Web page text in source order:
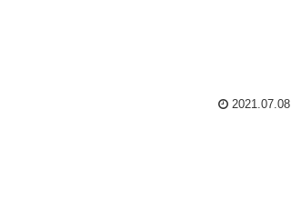
2021.07.08